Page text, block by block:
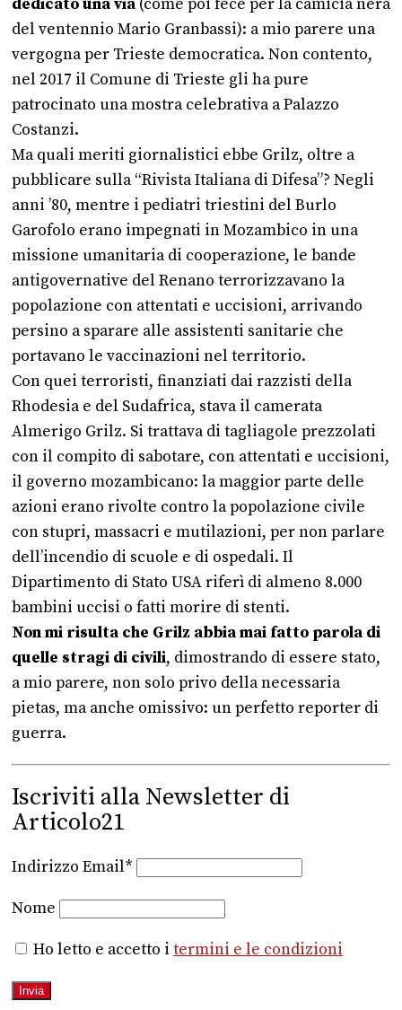
dedicato una via (come poi fece per la camicia nera
del ventennio Mario Granbassi): a mio parere una
vergogna per Trieste democratica. Non contento,
nel 2017 il Comune di Trieste gli ha pure
patrocinato una mostra celebrativa a Palazzo
Costanzi.
Ma quali meriti giornalistici ebbe Grilz, oltre a
pubblicare sulla “Rivista Italiana di Difesa”? Negli
anni ’80, mentre i pediatri triestini del Burlo
Garofolo erano impegnati in Mozambico in una
missione umanitaria di cooperazione, le bande
antigovernative del Renano terrorizzavano la
popolazione con attentati e uccisioni, arrivando
persino a sparare alle assistenti sanitarie che
portavano le vaccinazioni nel territorio.
Con quei terroristi, finanziati dai razzisti della
Rhodesia e del Sudafrica, stava il camerata
Almerigo Grilz. Si trattava di tagliagole prezzolati
con il compito di sabotare, con attentati e uccisioni,
il governo mozambicano: la maggior parte delle
azioni erano rivolte contro la popolazione civile
con stupri, massacri e mutilazioni, per non parlare
dell’incendio di scuole e di ospedali. Il
Dipartimento di Stato USA riferì di almeno 8.000
bambini uccisi o fatti morire di stenti.
Non mi risulta che Grilz abbia mai fatto parola di
quelle stragi di civili, dimostrando di essere stato,
a mio parere, non solo privo della necessaria
pietas, ma anche omissivo: un perfetto reporter di
guerra.
Iscriviti alla Newsletter di
Articolo21
Indirizzo Email*
Nome
Ho letto e accetto i termini e le condizioni